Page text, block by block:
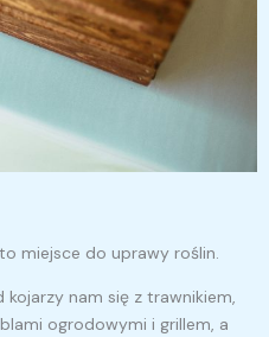
to miejsce do uprawy roślin.
nam się z trawnikiem,
ogrodowymi i grillem, a